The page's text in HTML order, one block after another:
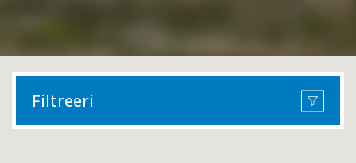
Filtreeri